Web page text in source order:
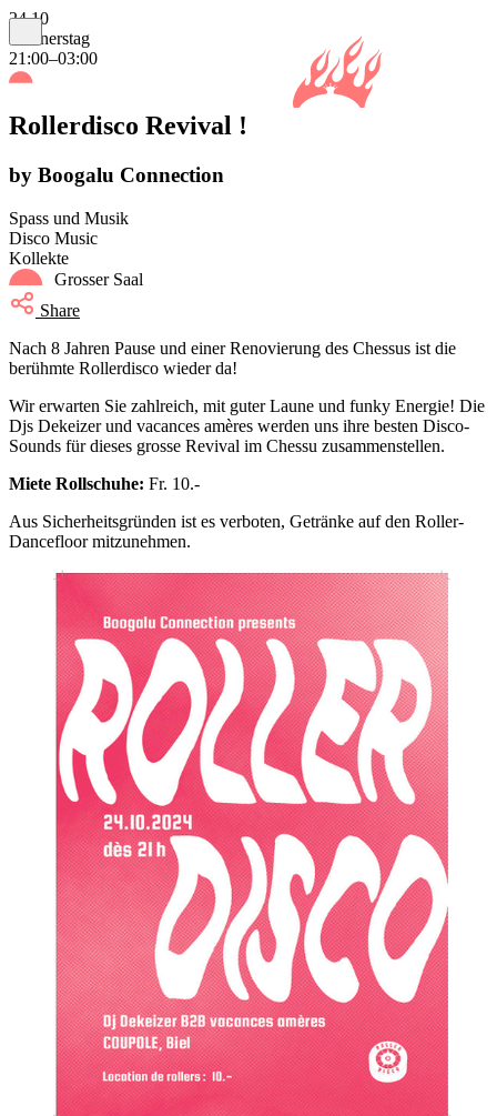
24.10
Donnerstag
21:00–03:00
Rollerdisco Revival !
by Boogalu Connection
Spass und Musik
Disco Music
Kollekte
Grosser Saal
Share
Nach 8 Jahren Pause und einer Renovierung des Chessus ist die
berühmte Rollerdisco wieder da!
Wir erwarten Sie zahlreich, mit guter Laune und funky Energie! Die
Djs Dekeizer und vacances amères werden uns ihre besten Disco-
Sounds für dieses grosse Revival im Chessu zusammenstellen.
Miete Rollschuhe: Fr. 10.-
Aus Sicherheitsgründen ist es verboten, Getränke auf den Roller-
Dancefloor mitzunehmen.